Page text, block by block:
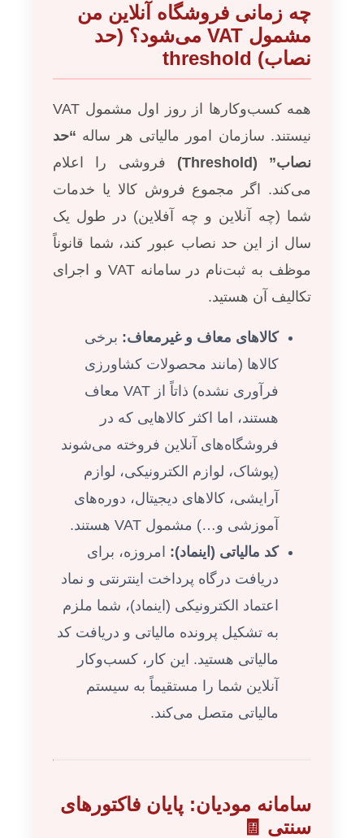
چه زمانی فروشگاه آنلاین من
مشمول VAT می‌شود؟ (حد
نصاب) threshold
همه کسب‌وکارها از روز اول مشمول VAT
نیستند. سازمان امور مالیاتی هر ساله “حد
نصاب” (Threshold)
فروشی را اعلام
می‌کند. اگر مجموع فروش کالا یا خدمات
شما (چه آنلاین و چه آفلاین) در طول یک
سال از این حد نصاب عبور کند، شما قانوناً
موظف به ثبت‌نام در سامانه VAT و اجرای
تکالیف آن هستید.
کالاهای معاف و غیرمعاف: برخی
کالاها (مانند محصولات کشاورزی
فرآوری نشده) ذاتاً از VAT معاف
هستند، اما اکثر کالاهایی که در
فروشگاه‌های آنلاین فروخته می‌شوند
(پوشاک، لوازم الکترونیکی، لوازم
آرایشی، کالاهای دیجیتال، دوره‌های
آموزشی و…) مشمول VAT هستند.
کد مالیاتی (اینماد): امروزه، برای
دریافت درگاه پرداخت اینترنتی و نماد
اعتماد الکترونیکی (اینماد)، شما ملزم
به تشکیل پرونده مالیاتی و دریافت کد
مالیاتی هستید. این کار، کسب‌وکار
آنلاین شما را مستقیماً به سیستم
مالیاتی متصل می‌کند.
سامانه مودیان: پایان فاکتورهای
سنتی 🧾